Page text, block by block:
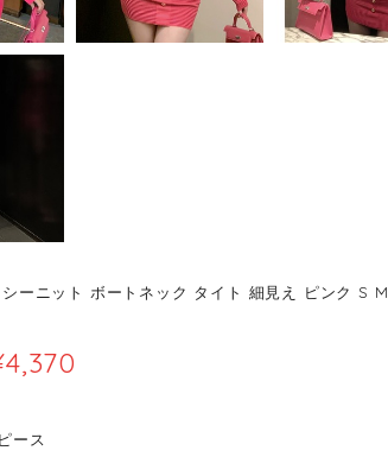
ーニット ボートネック タイト 細見え ピンク S M
ース